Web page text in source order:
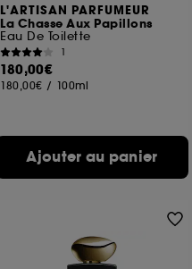
L'ARTISAN PARFUMEUR
La Chasse Aux Papillons
Eau De Toilette
1
180,00€
180,00€ / 100ml
Ajouter au panier